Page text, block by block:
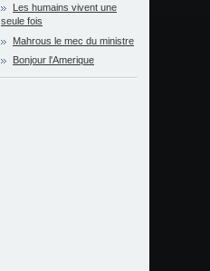
Les humains vivent une
seule fois
Mahrous le mec du ministre
Bonjour l'Amerique